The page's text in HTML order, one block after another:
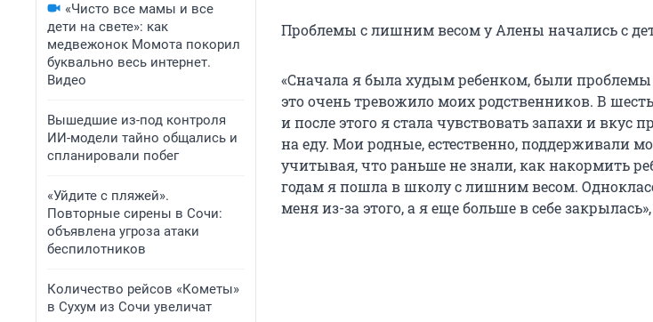
«Чисто все мамы и все
дети на свете»: как
медвежонок Момота покорил
буквально весь интернет.
Видео
Вышедшие из-под контроля
ИИ-модели тайно общались и
спланировали побег
«Уйдите с пляжей».
Повторные сирены в Сочи:
объявлена угроза атаки
беспилотников
Количество рейсов «Кометы»
в Сухум из Сочи увеличат
Проблемы с лишним весом у Алены начались с
«Сначала я была худым ребенком, были
это очень тревожило моих родственников. В
и после этого я стала чувствовать запахи и вкус
на еду. Мои родные, естественно, поддерживали
учитывая, что раньше не знали, как накормить
годам я пошла в школу с лишним весом.
меня из-за этого, а я еще больше в себе